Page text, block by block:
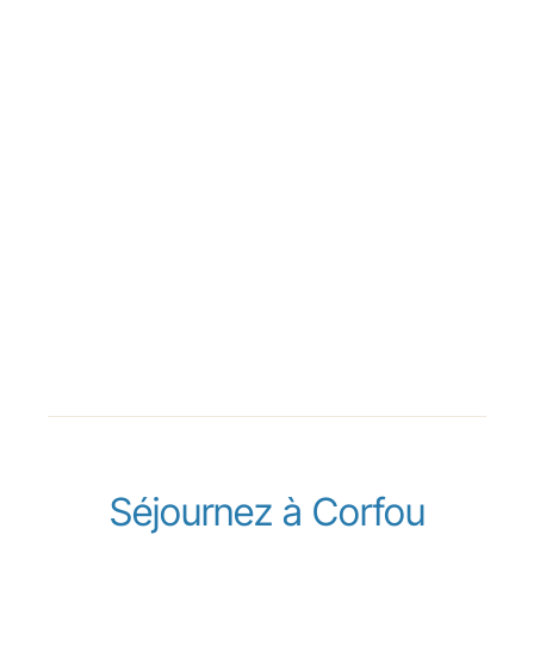
Séjournez à Corfou